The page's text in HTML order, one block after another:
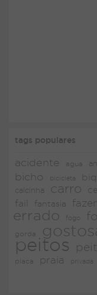
tags populares
acidente agua
bicho bicicleta
calcinha carro
fail fantasia
errado
fogo
gorda
peitos
placa praia privada